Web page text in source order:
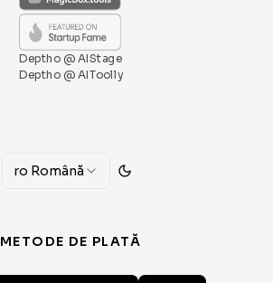
Deptho @ AIStage
Deptho @ AIToolly
ro Română
METODE DE PLATĂ